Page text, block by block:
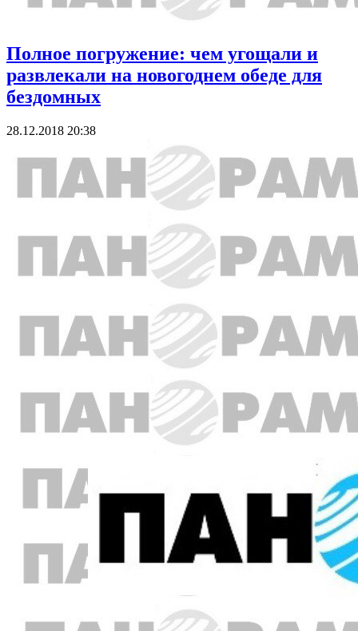
Полное погружение: чем угощали и
развлекали на новогоднем обеде для
бездомных
28.12.2018 20:38